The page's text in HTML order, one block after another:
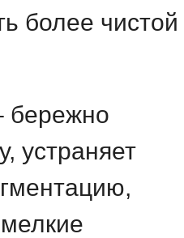
более чистой
бережно
устраняет